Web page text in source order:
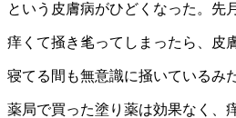
という皮膚病がひどくなった。先
痒くて掻き毟ってしまったら、皮
寝てる間も無意識に掻いているみ
薬局で買った塗り薬は効果なく、